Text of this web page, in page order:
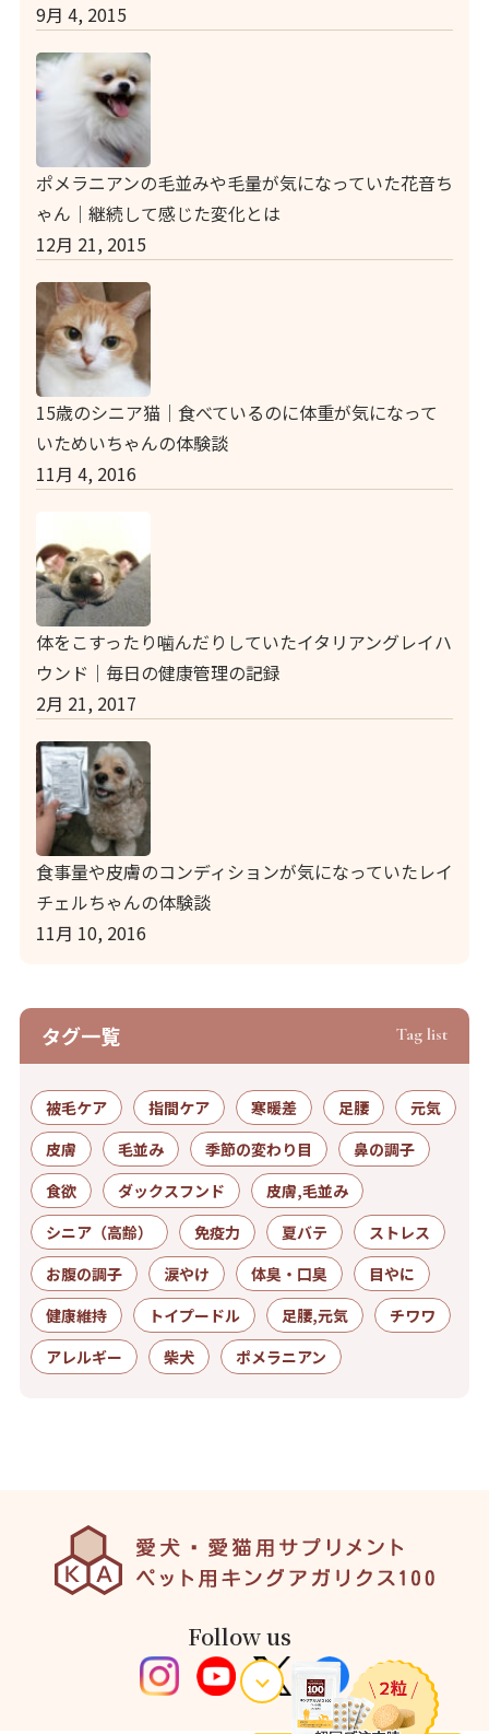
9月 4, 2015
ポメラニアンの毛並みや毛量が気になっていた花音ち
ゃん｜継続して感じた変化とは
12月 21, 2015
15歳のシニア猫｜食べているのに体重が気になって
いためいちゃんの体験談
11月 4, 2016
体をこすったり噛んだりしていたイタリアングレイハ
ウンド｜毎日の健康管理の記録
2月 21, 2017
食事量や皮膚のコンディションが気になっていたレイ
チェルちゃんの体験談
11月 10, 2016
タグ⼀覧 Tag list
被毛ケア 指間ケア 寒暖差 足腰
元気
皮膚
毛並み 季節の変わり目
鼻の調子
食欲
ダックスフンド
皮膚,毛並み
シニア（高齢）
免疫力 夏バテ
ストレス
お腹の調子
涙やけ 体臭・口臭
目やに
健康維持
トイプードル 足腰,元気
チワワ
アレルギー
柴犬 ポメラニアン
Follow us